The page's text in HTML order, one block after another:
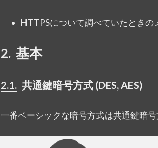
HTTPSについて調べていたとき
2. 基本
2.1. 共通鍵暗号方式 (DES, AES)
一番ベーシックな暗号方式は共通鍵暗号